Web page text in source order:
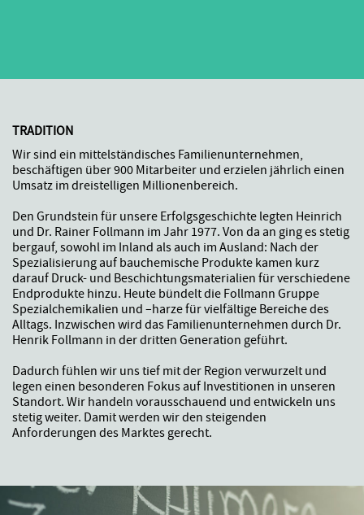
TRADITION
Wir sind ein mittelständisches Familienunternehmen,
beschäftigen über 900 Mitarbeiter und erzielen jährlich einen
Umsatz im dreistelligen Millionenbereich.
Den Grundstein für unsere Erfolgsgeschichte legten Heinrich
und Dr. Rainer Follmann im Jahr 1977. Von da an ging es stetig
bergauf, sowohl im Inland als auch im Ausland: Nach der
Spezialisierung auf bauchemische Produkte kamen kurz
darauf Druck- und Beschichtungsmaterialien für verschiedene
Endprodukte hinzu. Heute bündelt die Follmann Gruppe
Spezialchemikalien und –harze für vielfältige Bereiche des
Alltags. Inzwischen wird das Familienunternehmen durch Dr.
Henrik Follmann in der dritten Generation geführt.
Dadurch fühlen wir uns tief mit der Region verwurzelt und
legen einen besonderen Fokus auf Investitionen in unseren
Standort. Wir handeln vorausschauend und entwickeln uns
stetig weiter. Damit werden wir den steigenden
Anforderungen des Marktes gerecht.